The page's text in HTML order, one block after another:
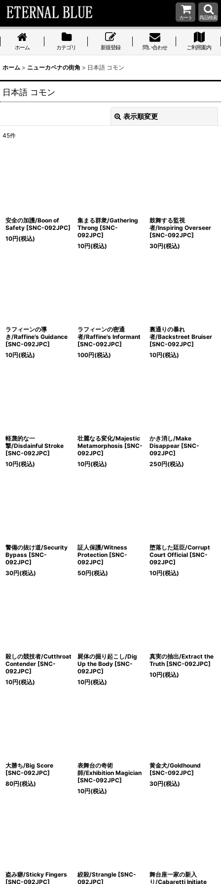
カート 商品検索
ホーム カテゴリ 新規登録 問い合わせ ご利用案内
ホーム > ニューカペナの街角 > 日本語 コモン
日本語 コモン
表示順変更
絞り込む
45件
安全の加護/Boon of
Safety [SNC-092JPC]
10円(税込)
集まる群衆/Gathering
Throng [SNC-
092JPC]
10円(税込)
鼓舞する監視
者/Inspiring Overseer
[SNC-092JPC]
30円(税込)
ラフィーンの導
き/Raffine's Guidance
[SNC-092JPC]
10円(税込)
ラフィーンの密通
者/Raffine's Informant
[SNC-092JPC]
100円(税込)
裏通りの暴れ
者/Backstreet Bruiser
[SNC-092JPC]
10円(税込)
軽蔑的な一
撃/Disdainful Stroke
[SNC-092JPC]
10円(税込)
壮麗なる変化/Majestic
Metamorphosis [SNC-
092JPC]
10円(税込)
かき消し/Make
Disappear [SNC-
092JPC]
250円(税込)
警備の抜け道/Security
Bypass [SNC-
092JPC]
30円(税込)
証人保護/Witness
Protection [SNC-
092JPC]
50円(税込)
堕落した廷臣/Corrupt
Court Official [SNC-
092JPC]
10円(税込)
殺しの競技者/Cutthroat
Contender [SNC-
092JPC]
10円(税込)
屍体の掘り起こし/Dig
Up the Body [SNC-
092JPC]
10円(税込)
真実の抽出/Extract the
Truth [SNC-092JPC]
10円(税込)
大勝ち/Big Score
[SNC-092JPC]
80円(税込)
表舞台の奇術
師/Exhibition Magician
[SNC-092JPC]
10円(税込)
黄金犬/Goldhound
[SNC-092JPC]
30円(税込)
盗み癖/Sticky Fingers
[SNC-092JPC]
絞殺/Strangle [SNC-
092JPC]
舞台座一家の新入
り/Cabaretti Initiate